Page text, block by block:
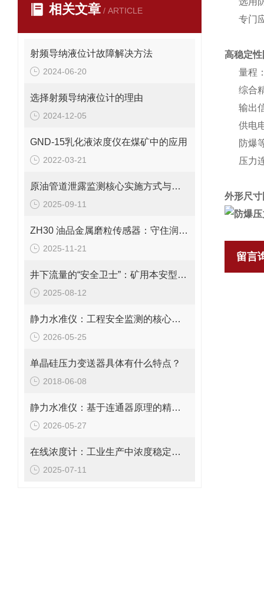
相关文章 / ARTICLE
射频导纳液位计故障解决方法
2024-06-20
选择射频导纳液位计的理由
2024-12-05
GND-15乳化液浓度仪在煤矿中的应用
2022-03-21
原油管道泄露监测核心实施方式与技术特点
2025-09-11
ZH30 油品金属磨粒传感器：守住润滑系统安全，让设备隐患 “无处藏”
2025-11-21
井下流量的“安全卫士”：矿用本安型流量变送器，守护生产每一刻！
2025-08-12
静力水准仪：工程安全监测的核心工具
2026-05-25
单晶硅压力变送器具体有什么特点？
2018-06-08
静力水准仪：基于连通器原理的精准监测技术
2026-05-27
在线浓度计：工业生产中浓度稳定的守护者
2025-07-11
专门应
高稳定性
量程
综合精
输出信
供电电
防爆等
压力连
外形尺寸
留言